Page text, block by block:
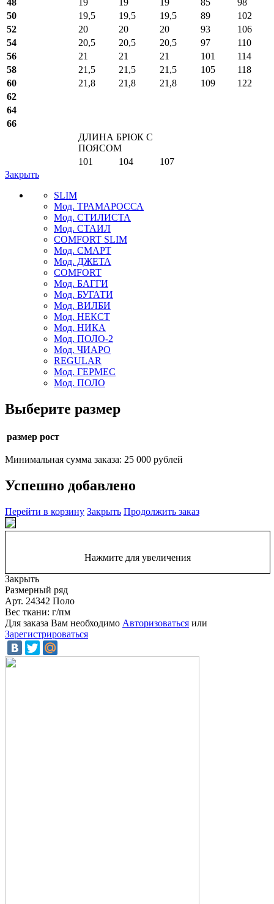
50
19,5 19,5 19,5 89
102
52
20 20 20 93
106
54
20,5 20,5 20,5 97
110
56
21 21 21 101
114
58
21,5 21,5 21,5 105
118
60
21,8 21,8 21,8 109
122
62
64
66
ДЛИНА БРЮК С
ПОЯСОМ
101
104
107
Закрыть
SLIM
Мод. ТРАМАРОССА
Мод. СТИЛИСТА
Мод. СТАИЛ
COMFORT SLIM
Мод. СМАРТ
Мод. ДЖЕТА
COMFORT
Мод. БАГГИ
Мод. БУГАТИ
Мод. ВИЛБИ
Мод. НЕКСТ
Мод. НИКА
Мод. ПОЛО-2
Мод. ЧИАРО
REGULAR
Мод. ГЕРМЕС
Мод. ПОЛО
Выберите размер
размер рост
Минимальная сумма заказа: 25 000 рублей
Успешно добавлено
Перейти в корзину Закрыть Продолжить заказ
Нажмите для увеличения
Закрыть
Размерный ряд
Арт. 24342 Поло
Вес ткани: г/пм
Для заказа Вам необходимо Авторизоваться или
Зарегистрироваться